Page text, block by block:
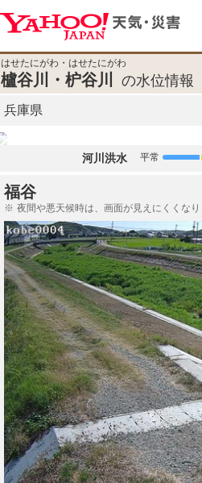
はせたにがわ・はせたにがわ
櫨谷川・枦谷川 の水位情報
兵庫県
河川洪水 平常
福谷
夜間や悪天候時は、画面が見えにくくなり